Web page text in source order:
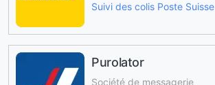
Suivi des colis Poste Suisse
Purolator
Société de messagerie